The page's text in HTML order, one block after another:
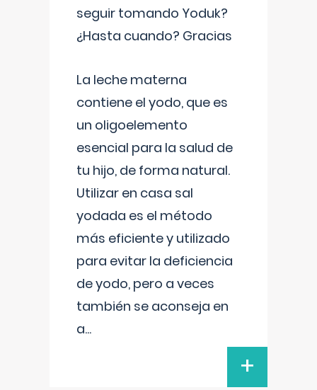
seguir tomando Yoduk?
¿Hasta cuando? Gracias
La leche materna
contiene el yodo, que es
un oligoelemento
esencial para la salud de
tu hijo, de forma natural.
Utilizar en casa sal
yodada es el método
más eficiente y utilizado
para evitar la deficiencia
de yodo, pero a veces
también se aconseja en
a...
+